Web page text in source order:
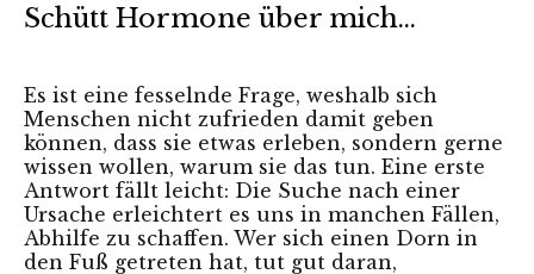
Schütt Hormone über mich…
Es ist eine fesselnde Frage, weshalb sich
Menschen nicht zufrieden damit geben
können, dass sie etwas erleben, sondern gerne
wissen wollen, warum sie das tun. Eine erste
Antwort fällt leicht: Die Suche nach einer
Ursache erleichtert es uns in manchen Fällen,
Abhilfe zu schaffen. Wer sich einen Dorn in
den Fuß getreten hat, tut gut daran,